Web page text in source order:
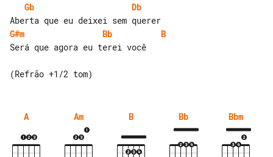
Gb
Db
G#m
Bb
B
Será que agora eu terei você
A Am B Bb Bbm